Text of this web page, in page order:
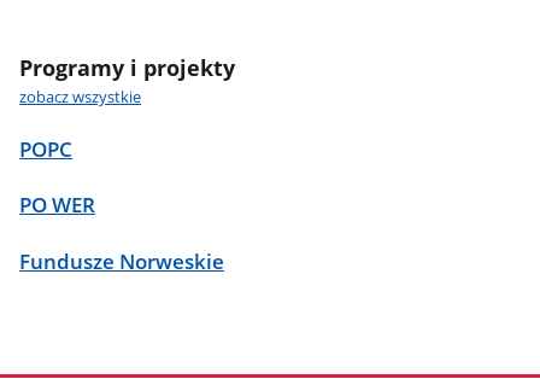
Programy i projekty
zobacz wszystkie
POPC
PO WER
Fundusze Norweskie